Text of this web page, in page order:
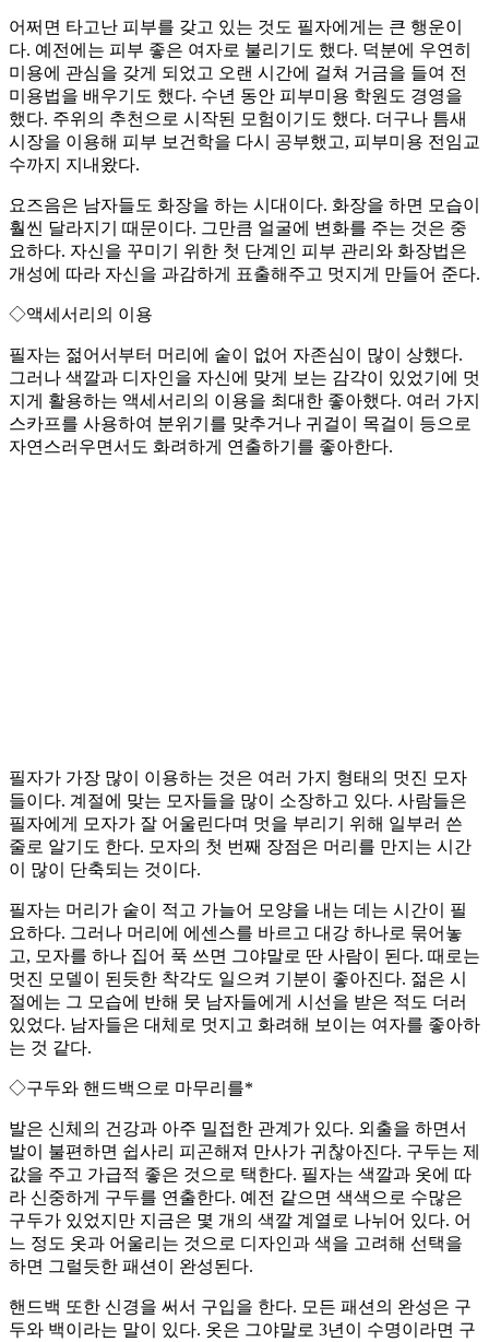
어쩌면 타고난 피부를 갖고 있는 것도 필자에게는 큰 행운이
다. 예전에는 피부 좋은 여자로 불리기도 했다. 덕분에 우연히
미용에 관심을 갖게 되었고 오랜 시간에 걸쳐 거금을 들여 전
미용법을 배우기도 했다. 수년 동안 피부미용 학원도 경영을
했다. 주위의 추천으로 시작된 모험이기도 했다. 더구나 틈새
시장을 이용해 피부 보건학을 다시 공부했고, 피부미용 전임교
수까지 지내왔다.
요즈음은 남자들도 화장을 하는 시대이다. 화장을 하면 모습이
훨씬 달라지기 때문이다. 그만큼 얼굴에 변화를 주는 것은 중
요하다. 자신을 꾸미기 위한 첫 단계인 피부 관리와 화장법은
개성에 따라 자신을 과감하게 표출해주고 멋지게 만들어 준다.
◇액세서리의 이용
필자는 젊어서부터 머리에 숱이 없어 자존심이 많이 상했다.
그러나 색깔과 디자인을 자신에 맞게 보는 감각이 있었기에 멋
지게 활용하는 액세서리의 이용을 최대한 좋아했다. 여러 가지
스카프를 사용하여 분위기를 맞추거나 귀걸이 목걸이 등으로
자연스러우면서도 화려하게 연출하기를 좋아한다.
필자가 가장 많이 이용하는 것은 여러 가지 형태의 멋진 모자
들이다. 계절에 맞는 모자들을 많이 소장하고 있다. 사람들은
필자에게 모자가 잘 어울린다며 멋을 부리기 위해 일부러 쓴
줄로 알기도 한다. 모자의 첫 번째 장점은 머리를 만지는 시간
이 많이 단축되는 것이다.
필자는 머리가 숱이 적고 가늘어 모양을 내는 데는 시간이 필
요하다. 그러나 머리에 에센스를 바르고 대강 하나로 묶어놓
고, 모자를 하나 집어 푹 쓰면 그야말로 딴 사람이 된다. 때로는
멋진 모델이 된듯한 착각도 일으켜 기분이 좋아진다. 젊은 시
절에는 그 모습에 반해 뭇 남자들에게 시선을 받은 적도 더러
있었다. 남자들은 대체로 멋지고 화려해 보이는 여자를 좋아하
는 것 같다.
◇구두와 핸드백으로 마무리를*
발은 신체의 건강과 아주 밀접한 관계가 있다. 외출을 하면서
발이 불편하면 쉽사리 피곤해져 만사가 귀찮아진다. 구두는 제
값을 주고 가급적 좋은 것으로 택한다. 필자는 색깔과 옷에 따
라 신중하게 구두를 연출한다. 예전 같으면 색색으로 수많은
구두가 있었지만 지금은 몇 개의 색깔 계열로 나뉘어 있다. 어
느 정도 옷과 어울리는 것으로 디자인과 색을 고려해 선택을
하면 그럴듯한 패션이 완성된다.
핸드백 또한 신경을 써서 구입을 한다. 모든 패션의 완성은 구
두와 백이라는 말이 있다. 옷은 그야말로 3년이 수명이라면 구